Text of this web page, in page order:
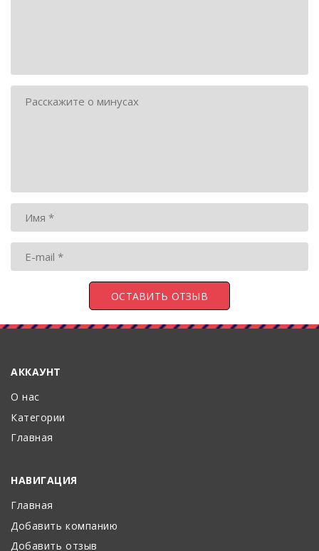
АККАУНТ
О нас
Категории
Главная
НАВИГАЦИЯ
Главная
Добавить компанию
Добавить отзыв